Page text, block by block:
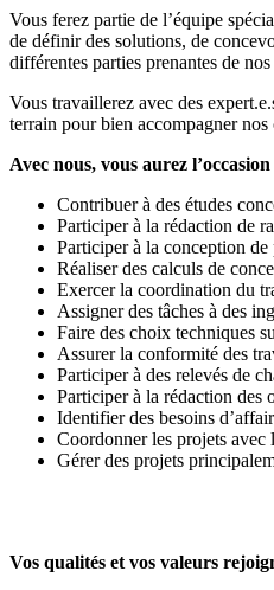
Vous ferez partie de l’équipe
de définir des solutions, de
différentes parties prenantes de
Vous travaillerez avec des
terrain pour bien accompagner nos
Avec nous, vous aurez
Contribuer à des études
Participer à la rédaction de
Participer à la conception de
Réaliser des calculs de
Exercer la coordination du
Assigner des tâches à des
Faire des choix techniques
Assurer la conformité des
Participer à des relevés de
Participer à la rédaction des
Identifier des besoins
Coordonner les projets avec
Gérer des projets
Vos qualités et vos valeurs